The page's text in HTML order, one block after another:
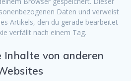
Daten und verweist
Artikels, den du gerade bearbeitet
verfällt nach einem Tag.
Inhalte von anderen